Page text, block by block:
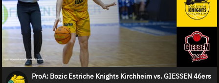
ProA: Bozic Estriche Knights Kirchheim vs. GIESSEN 46ers